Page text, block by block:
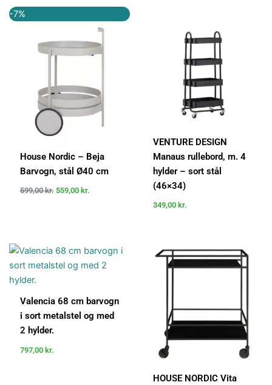
-7%
House Nordic – Beja
Barvogn, stål Ø40 cm
599,00kr.
oprindelige
var:
599,00 kr..
559,00 kr.
aktuelle
pris
er:
559,00 kr..
VENTURE DESIGN
Manaus rullebord, m. 4
hylder – sort stål
(46×34)
349,00 kr.
Valencia 68 cm barvogn
i sort metalstel og med
2 hylder.
797,00 kr.
HOUSE NORDIC Vita